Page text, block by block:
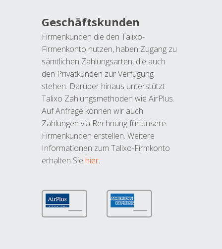
Geschäftskunden
Firmenkunden die den Talixo-
Firmenkonto nutzen, haben Zugang zu
sämtlichen Zahlungsarten, die auch
den Privatkunden zur Verfügung
stehen. Darüber hinaus unterstützt
Talixo Zahlungsmethoden wie AirPlus.
Auf Anfrage können wir auch
Zahlungen via Rechnung für unsere
Firmenkunden erstellen. Weitere
Informationen zum Talixo-Firmkonto
erhalten Sie hier.